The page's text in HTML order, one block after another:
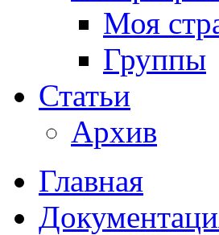
Моя
Группы
Статьи
Архив
Главная